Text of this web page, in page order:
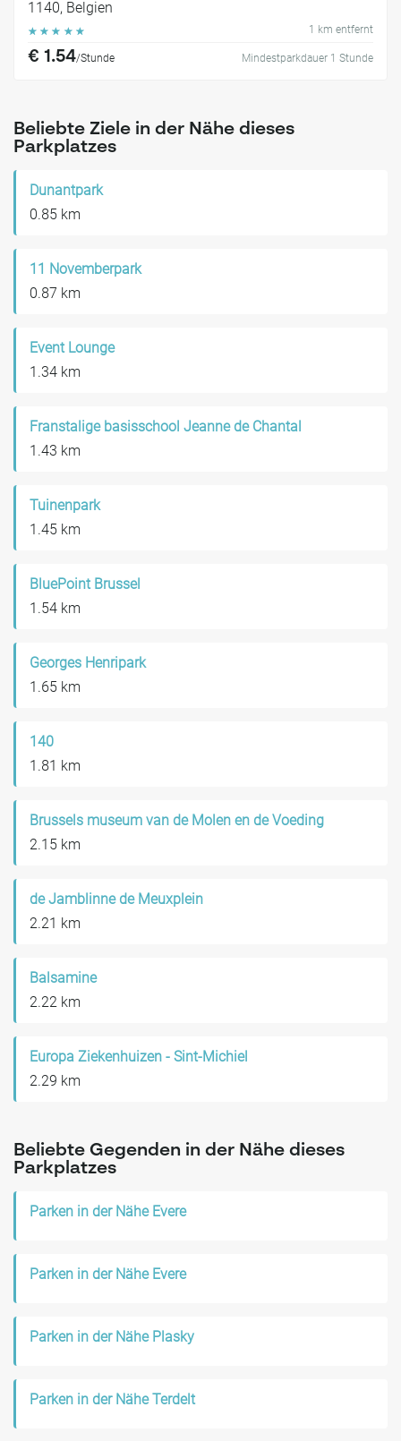
1140, Belgien
☆ ☆ ☆ ☆ ☆ 1 km entfernt
€ 1.54/Stunde Mindestparkdauer 1 Stunde
Beliebte Ziele in der Nähe dieses
Parkplatzes
Dunantpark
0.85 km
11 Novemberpark
0.87 km
Event Lounge
1.34 km
Franstalige basisschool Jeanne de Chantal
1.43 km
Tuinenpark
1.45 km
BluePoint Brussel
1.54 km
Georges Henripark
1.65 km
140
1.81 km
Brussels museum van de Molen en de Voeding
2.15 km
de Jamblinne de Meuxplein
2.21 km
Balsamine
2.22 km
Europa Ziekenhuizen - Sint-Michiel
2.29 km
Beliebte Gegenden in der Nähe dieses
Parkplatzes
Parken in der Nähe Evere
Parken in der Nähe Evere
Parken in der Nähe Plasky
Parken in der Nähe Terdelt